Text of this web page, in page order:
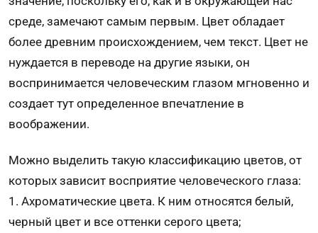
среде, замечают самым первым. Цвет обладает
более древним происхождением, чем текст. Цвет не
нуждается в переводе на другие языки, он
воспринимается человеческим глазом мгновенно и
создает тут определенное впечатление в
воображении.
Можно выделить такую классификацию цветов, от
которых зависит восприятие человеческого глаза:
1. Ахроматические цвета. К ним относятся белый,
черный цвет и все оттенки серого цвета;